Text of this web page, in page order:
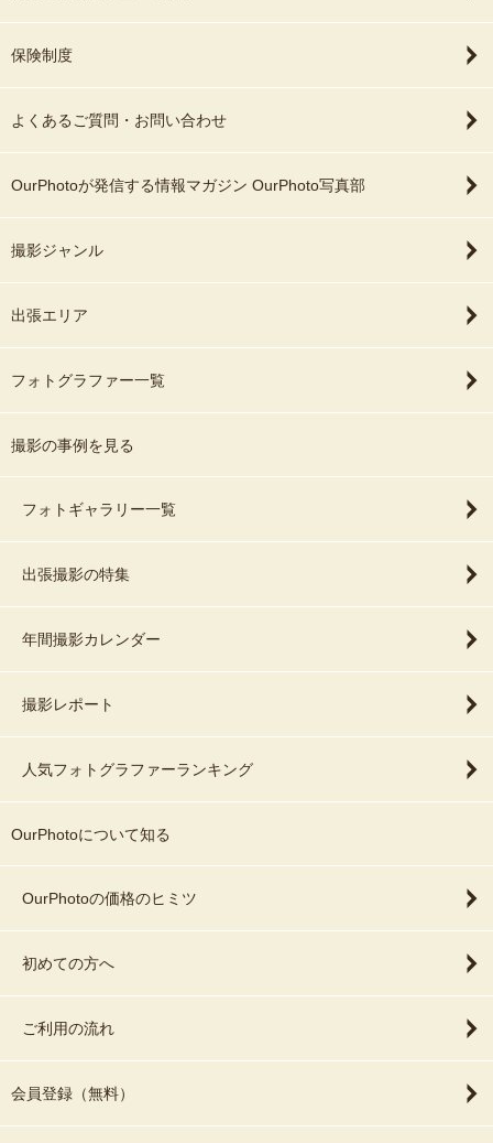
保険制度
よくあるご質問・お問い合わせ
OurPhotoが発信する情報マガジン OurPhoto写真部
撮影ジャンル
出張エリア
フォトグラファー一覧
撮影の事例を見る
フォトギャラリー一覧
出張撮影の特集
年間撮影カレンダー
撮影レポート
人気フォトグラファーランキング
OurPhotoについて知る
OurPhotoの価格のヒミツ
初めての方へ
ご利用の流れ
会員登録（無料）